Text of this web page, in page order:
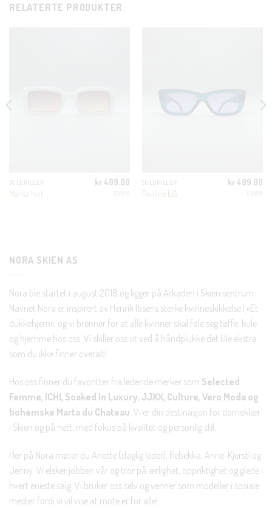
RELATERTE PRODUKTER
SOLBRILLER
Marita hvit
kr499.00 SOLBRILLER
Pauline blå
kr499.00
NORA SKIEN AS
Nora ble startet i august 2018 og ligger på Arkaden i Skien sentrum.
Navnet Nora er inspirert av Henrik Ibsens sterke kvinneskikkelse i «Et
dukkehjem», og vi brenner for at alle kvinner skal føle seg tøffe, kule
og hjemme hos oss. Vi skiller oss ut ved å håndplukke det lille ekstra
som du ikke finner overalt!
Hos oss finner du favoritter fra ledende merker som Selected
Femme, ICHI, Soaked In Luxury, JJXX, Culture, Vero Moda og
bohemske Marta du Chateau. Vi er din destinasjon for dameklær
i Skien og på nett, med fokus på kvalitet og personlig stil.
Her på Nora møter du Anette (daglig leder), Rebekka, Anne-Kjersti og
Jenny. Vi elsker jobben vår og tror på ærlighet, oppriktighet og glede i
hvert eneste salg. Vi bruker oss selv og venner som modeller i sosiale
medier fordi vi vil vise at mote er for alle!
rabatt på din første handel og eksklusive fordeler rett i lomma.
Nei takk, Jeg er ikke interessert